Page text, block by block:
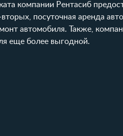
компании Рентасиб
посуточная аренда
автомобиля. Также,
еще более выгодной.